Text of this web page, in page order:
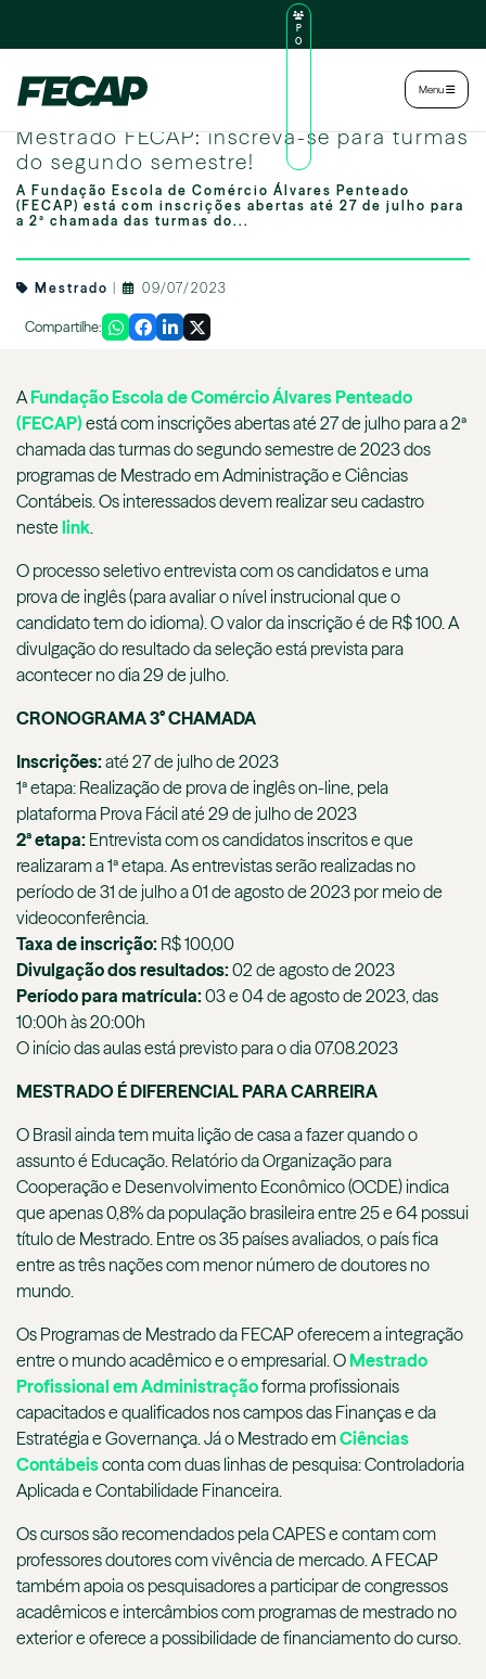
P
O
U
Menu
Mestrado FECAP: inscreva-se para turmas
do segundo semestre!
A Fundação Escola de Comércio Álvares Penteado
(FECAP) está com inscrições abertas até 27 de julho para
a 2ª chamada das turmas do...
Mestrado 09/07/2023
Compartilhe:
AFundação Escola de Comércio Álvares Penteado
(FECAP)está com inscrições abertas até 27 de julho para a 2ª
chamada das turmas do segundo semestre de 2023 dos
programas de Mestrado em Administração e Ciências
Contábeis. Os interessados devem realizar seu cadastro
neste link.
O processo seletivo entrevista com os candidatos e uma
prova de inglês (para avaliar o nível instrucional que o
candidato tem do idioma). O valor da inscrição é de R$ 100. A
divulgação do resultado da seleção está prevista para
acontecer no dia 29 de julho.
CRONOGRAMA 3° CHAMADA
Inscrições:até 27 de julho de 2023
1ª etapa: Realização de prova de inglês on-line, pela
plataforma Prova Fácil até 29 de julho de 2023
2ª etapa: Entrevista com os candidatos inscritos e que
realizaram a 1ª etapa. As entrevistas serão realizadas no
período de 31 de julho a 01 de agosto de 2023 por meio de
videoconferência.
Taxa de inscrição: R$ 100,00
Divulgação dos resultados:02 de agosto de 2023
Período para matrícula:03 e 04 de agosto de 2023, das
10:00h às 20:00h
O início das aulas está previsto para o dia 07.08.2023
MESTRADO É DIFERENCIAL PARA CARREIRA
O Brasil ainda tem muita lição de casa a fazer quando o
assunto é Educação. Relatório da Organização para
Cooperação e Desenvolvimento Econômico (OCDE) indica
que apenas 0,8% da população brasileira entre 25 e 64 possui
título de Mestrado. Entre os 35 países avaliados, o país fica
entre as três nações com menor número de doutores no
mundo.
Os Programas de Mestrado da FECAP oferecem a integração
entre o mundo acadêmico e o empresarial. OMestrado
Profissional em Administraçãoforma profissionais
capacitados e qualificados nos campos das Finanças e da
Estratégia e Governança. Já o Mestrado emCiências
Contábeisconta com duas linhas de pesquisa: Controladoria
Aplicada e Contabilidade Financeira.
Os cursos são recomendados pela CAPES e contam com
professores doutores com vivência de mercado. A FECAP
também apoia os pesquisadores a participar de congressos
acadêmicos e intercâmbios com programas de mestrado no
exterior e oferece a possibilidade de financiamento do curso.